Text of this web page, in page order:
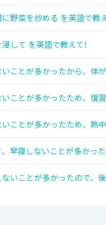
野菜を炒める を英語で教
して を英語で教えて!
ことが多かったから、体
ことが多かったため、復
ことが多かったため、熱
早寝しないことが多かっ
いことが多かったので、